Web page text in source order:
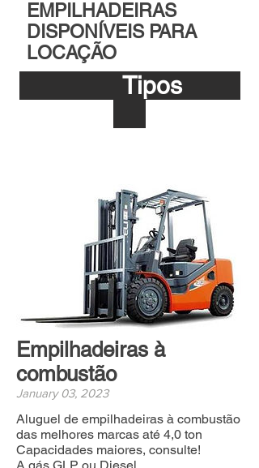
EMPILHADEIRAS
DISPONÍVEIS PARA
LOCAÇÃO
Tipos
Empilhadeiras à
combustão
January 03, 2023
Aluguel de empilhadeiras à combustão
das melhores marcas até 4,0 ton
Capacidades maiores, consulte!
A gás GLP ou Diesel